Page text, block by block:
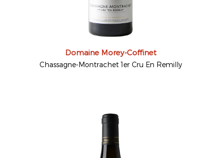
Domaine Morey-Coffinet
Chassagne-Montrachet 1er Cru En Remilly